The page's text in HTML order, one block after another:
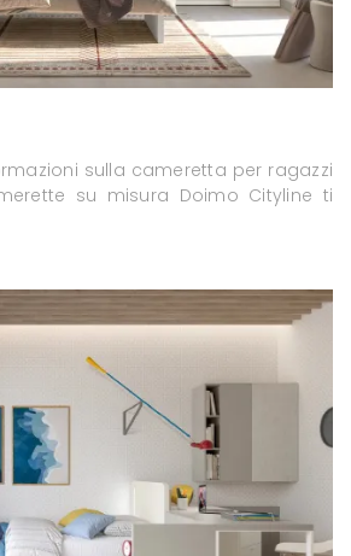
sulla cameretta per ragazzi
su misura Doimo Cityline ti